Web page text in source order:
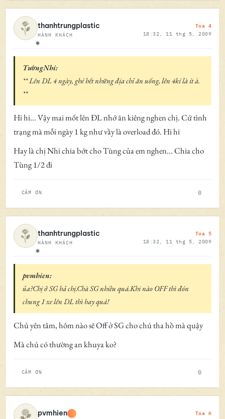
Ngoại tuyến
thanhtrungplastic
HÀNH KHÁCH
Toa 4
18:32, 11 thg 5, 2009
TườngNhi:
** Lên DL 4 ngày, ghé hết những địa chỉ ăn uống, lên 4kí là ít à.
**
Hi hi... Vậy mai mốt lên ĐL nhớ ăn kiêng nghen chị. Cứ tình
trạng mà mỗi ngày 1 kg như vầy là overload đó. Hi hi
Hay là chị Nhi chia bớt cho Tùng của em nghen... Chia cho
Tùng 1/2 đi
CẢM ƠN 0
Ngoại tuyến
thanhtrungplastic
HÀNH KHÁCH
Toa 5
18:32, 11 thg 5, 2009
pvmhien:
ủa?Chị ở SG hả chị.Chà SG nhiều quá.Khi nào OFF thì đón
chung 1 xe lên DL thì hay quá!
Chú yên tâm, hôm nào sẽ Off ở SG cho chú tha hồ mà quậy
Mà chú có thường an khuya ko?
CẢM ƠN 0
pvmhien Toa 6